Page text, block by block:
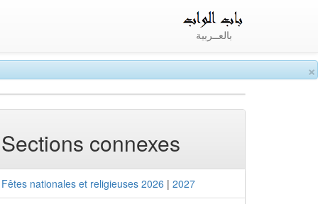
×
بالعــربية
Sections connexes
Fêtes nationales et religieuses 2026 | 2027